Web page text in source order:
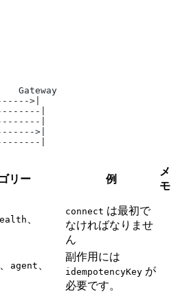
>|
|
|
>|
|
リー 例
メ
モ
connect は最初で
なければなりませ
ん
agent
副作用には
idempotencyKey が
必要です。